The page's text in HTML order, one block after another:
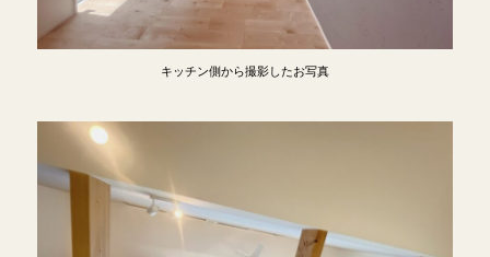
キッチン側から撮影したお写真